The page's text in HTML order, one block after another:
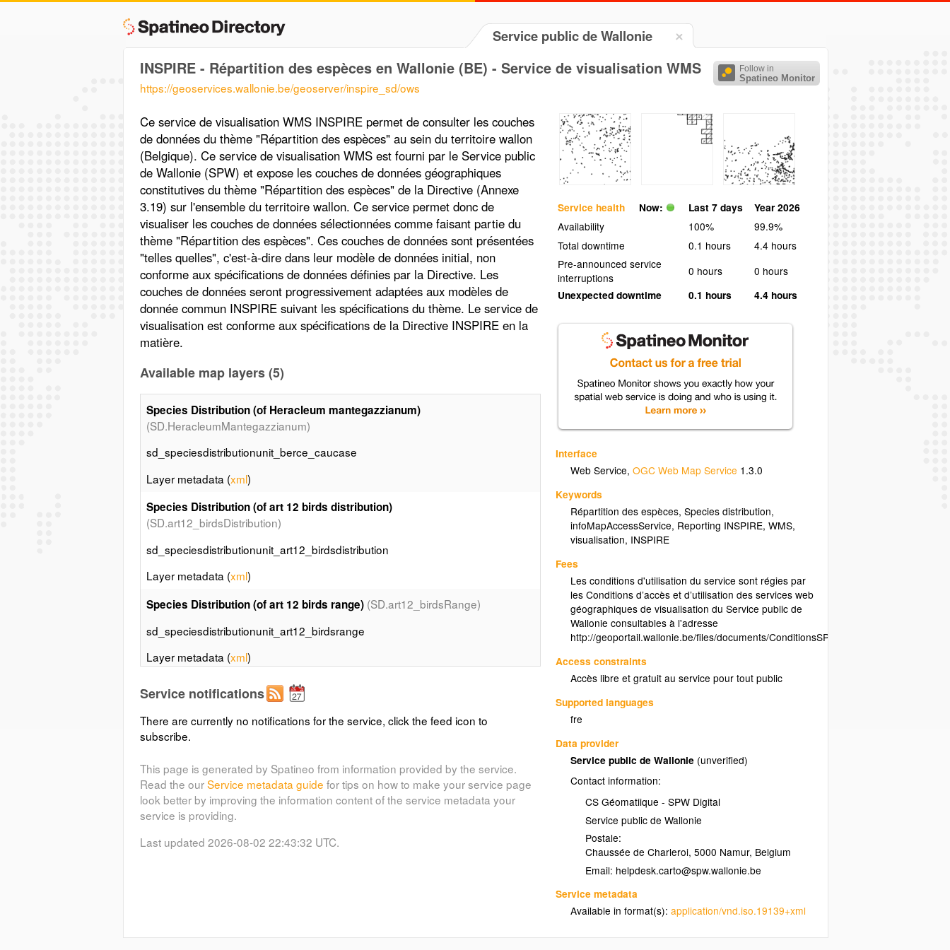
Service public de Wallonie
Follow in
Spatineo Monitor
INSPIRE - Répartition des espèces en Wallonie (BE) - Service de visualisation WMS
https://geoservices.wallonie.be/geoserver/inspire_sd/ows
Service health Now: Last 7 days
Year 2026
Availability
100%
99.9%
Total downtime
0.1 hours
4.4 hours
Pre-announced service
interruptions
0 hours
0 hours
Unexpected downtime
0.1 hours 4.4 hours
Interface
Web Service,OGC Web Map Service 1.3.0
Keywords
Répartition des espèces,Species distribution,
infoMapAccessService, Reporting INSPIRE,WMS,
visualisation, INSPIRE
Fees
Les conditions d'utilisation du service sont régies par
les Conditions d’accès et d’utilisation des services web
géographiques de visualisation du Service public de
Wallonie consultables à l'adresse
http://geoportail.wallonie.be/files/documents/ConditionsSPW/LicServicesSPW.pdf
Access constraints
Accès libre et gratuit au service pour tout public
Supported languages
fre
Data provider
Service public de Wallonie (unverified)
Contact information:
CS Géomatiique - SPW Digital
Service public de Wallonie
Postale:
Chaussée de Charleroi, 5000 Namur, Belgium
Email:
Service metadata
Available in format(s):application/vnd.iso.19139+xml
Ce service de visualisation WMS INSPIRE permet de consulter les couches
de données du thème "Répartition des espèces" au sein du territoire wallon
(Belgique). Ce service de visualisation WMS est fourni par le Service public
de Wallonie (SPW) et expose les couches de données géographiques
constitutives du thème "Répartition des espèces" de la Directive (Annexe
3.19) sur l'ensemble du territoire wallon. Ce service permet donc de
visualiser les couches de données sélectionnées comme faisant partie du
thème "Répartition des espèces". Ces couches de données sont présentées
"telles quelles", c'est-à-dire dans leur modèle de données initial, non
conforme aux spécifications de données définies par la Directive. Les
couches de données seront progressivement adaptées aux modèles de
donnée commun INSPIRE suivant les spécifications du thème. Le service de
visualisation est conforme aux spécifications de la Directive INSPIRE en la
matière.
Available map layers (5)
Species Distribution (of Heracleum mantegazzianum)
(SD.HeracleumMantegazzianum)
sd_speciesdistributionunit_berce_caucase
Layer metadata (xml)
Species Distribution (of art 12 birds distribution)
(SD.art12_birdsDistribution)
sd_speciesdistributionunit_art12_birdsdistribution
Layer metadata (xml)
Species Distribution (of art 12 birds range) (SD.art12_birdsRange)
sd_speciesdistributionunit_art12_birdsrange
Layer metadata (xml)
Species Distribution (of art 17 species distribution
(SD.art17_speciesDistribution)
sd_speciesdistributionunit_art17
Species Distribution (of art 24 Invasive Alien Species)
(SD.art24_InvasiveAlienSpecies)
sd_speciesdistributionunit_art24_alienspecies
Layer metadata (xml)
Service notifications
There are currently no notifications for the service, click the feed icon to
subscribe.
This page is generated by Spatineo from information provided by the service.
Read the ourService metadata guide for tips on how to make your service page
look better by improving the information content of the service metadata your
service is providing.
Last updated 2026-08-02 22:43:32 UTC.